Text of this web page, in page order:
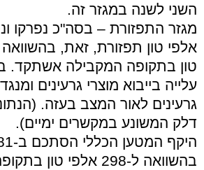
השני לשנה במגזר זה.
טון בתקופה המקבילה אשתקד.
עלייה בייבוא מוצרי גרעינים
גרעינים לאור המצב בעזה.
דלק המשונע במקשרים ימיים).
בהשוואה ל-298 אלפי